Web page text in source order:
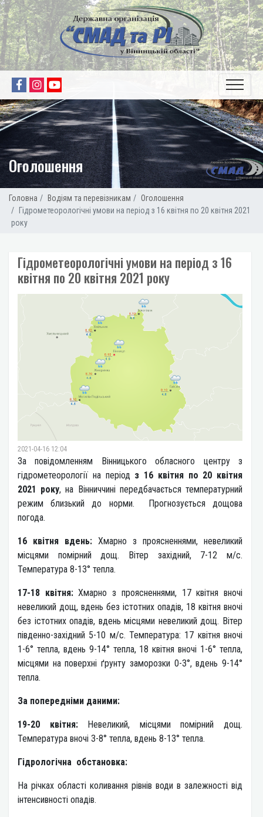
Головна Водіям та перевізникам
Оголошення
Гідрометеорологічні умови на період з 16 квітня по 20 квітня 2021
року
Оголошення
Гідрометеорологічні умови на період з 16
квітня по 20 квітня 2021 року
2021-04-16 12:04
За повідомленням Вінницького обласного центру з
гідрометеорології на період з 16 квітня по 20 квітня
2021 року, на Вінниччині передбачається температурний
режим близький до норми. Прогнозується дощова
погода.
16 квітня вдень: Хмарно з проясненнями, невеликий
місцями помірний дощ. Вітер західний, 7-12 м/с.
Температура 8-13° тепла.
17-18 квітня:Хмарно з проясненнями, 17 квітня вночі
невеликий дощ, вдень без істотних опадів, 18 квітня вночі
без істотних опадів, вдень місцями невеликий дощ. Вітер
південно-західний 5-10 м/с. Температура: 17 квітня вночі
1-6° тепла, вдень 9-14° тепла, 18 квітня вночі 1-6° тепла,
місцями на поверхні ґрунту заморозки 0-3°, вдень 9-14°
тепла.
За попередніми даними:
19-20 квітня:
Невеликий, місцями помірний дощ.
Температура вночі 3-8° тепла, вдень 8-13° тепла.
Гідрологічна обстановка:
На річках області коливання рівнів води в залежності від
інтенсивності опадів.